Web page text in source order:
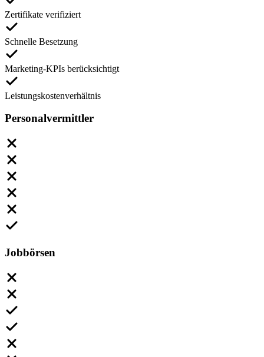
Zertifikate verifiziert
Schnelle Besetzung
Marketing-KPIs berücksichtigt
Leistungskostenverhältnis
Personalvermittler
Jobbörsen